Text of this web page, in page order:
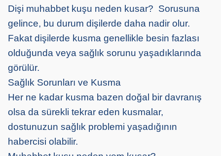
Dişi muhabbet kuşu neden kusar? Sorusuna
gelince, bu durum dişilerde daha nadir olur.
Fakat dişilerde kusma genellikle besin fazlası
olduğunda veya sağlık sorunu yaşadıklarında
görülür.
Sağlık Sorunları ve Kusma
Her ne kadar kusma bazen doğal bir davranış
olsa da sürekli tekrar eden kusmalar,
dostunuzun sağlık problemi yaşadığının
habercisi olabilir.